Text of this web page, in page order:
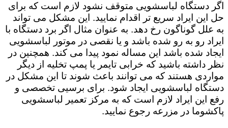
اگر دستگاه لباسشویی متوقف نشود لازم است که برای
حل این ایراد سریع تر اقدام نمایید. این مشکل می تواند
به علل گوناگون رخ دهد. به عنوان مثال اگر برد دستگاه با
ایراد رو به رو شده باشد و یا نقصی در موتور لباسشویی
ایجاد شده باشد این مساله نمود پیدا می کند. همچنین در
نظر داشته باشید که خرابی تایمر یا پمپ تخلیه از دیگر
مواردی هستند که می توانند باعث شوند تا این مشکل در
دستگاه لباسشویی ایجاد شود. برای برسیی تخصصی و
رفع این ایراد لازم است که به مرکز تعمیر لباسشویی
پاکشوما در مزرعه رجوع نمایید.